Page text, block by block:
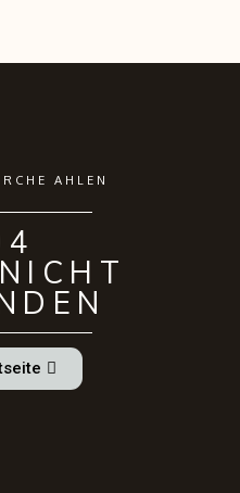
AHLEN